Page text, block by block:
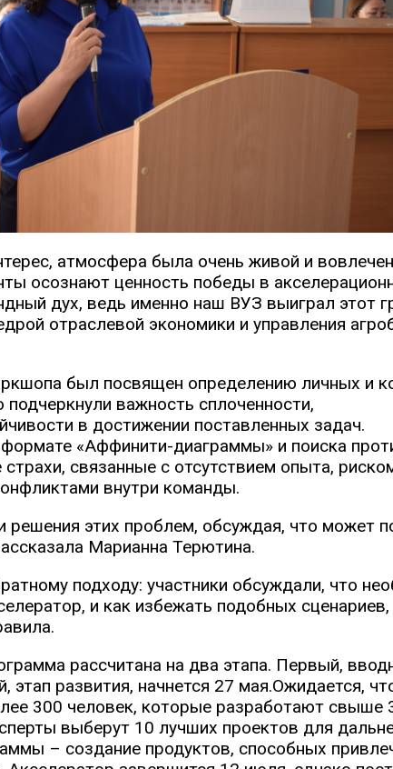
атмосфера была очень живой и
осознают ценность победы в
дух, ведь именно наш ВУЗ выиграл этот
отраслевой экономики и управления
был посвящен определению личных и
подчеркнули важность сплоченности,
в достижении поставленных задач.
«Аффинити-диаграммы» и поиска
связанные с отсутствием опыта,
внутри команды.
решения этих проблем, обсуждая, что может
Марианна Терютина.
подходу: участники обсуждали, что
и как избежать подобных сценариев,
рассчитана на два этапа. Первый,
этап развития, начнется 27 мая.Ожидается,
300 человек, которые разработают свыше
выберут 10 лучших проектов для
– создание продуктов, способных